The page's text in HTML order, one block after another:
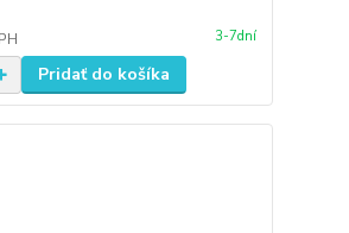
3-7dní
Pridať do košíka